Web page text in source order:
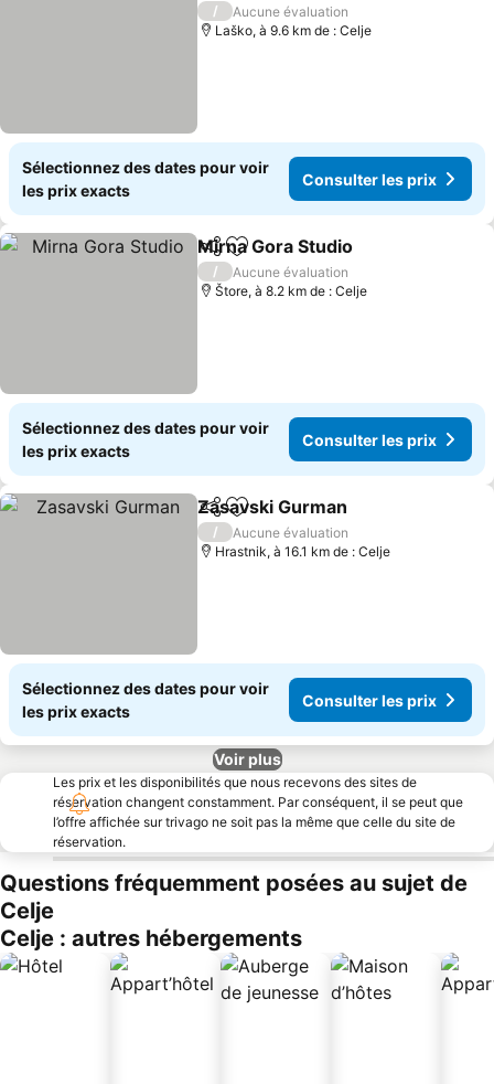
/
Aucune évaluation
Laško, à 9.6 km de : Celje
Sélectionnez des dates pour voir
les prix exacts
Consulter les prix
PartagerAjouter à mes favoris
Mirna Gora Studio
/
Aucune évaluation
Štore, à 8.2 km de : Celje
Sélectionnez des dates pour voir
les prix exacts
Consulter les prix
PartagerAjouter à mes favoris
Zasavski Gurman
/
Aucune évaluation
Hrastnik, à 16.1 km de : Celje
Sélectionnez des dates pour voir
les prix exacts
Consulter les prix
Voir plus
Les prix et les disponibilités que nous recevons des sites de
réservation changent constamment. Par conséquent, il se peut que
l’offre affichée sur trivago ne soit pas la même que celle du site de
réservation.
Questions fréquemment posées au sujet de
Celje
Celje : autres hébergements